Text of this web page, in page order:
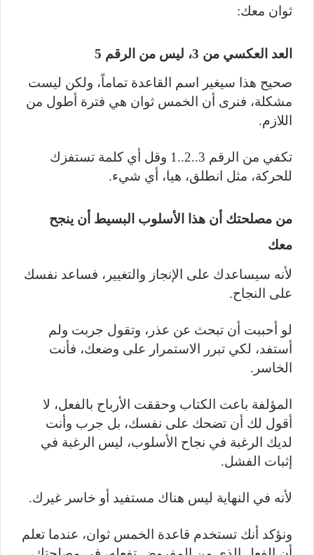
ثوان معك:
العد العكسي من 3، ليس من الرقم 5
صحيح هذا سيغير اسم القاعدة تماماً، ولكن ليست
مشكلة، فنرى أن الخمس ثوان هي فترة أطول من
اللازم.
تكفي من الرقم 3..2..1 وقل أي كلمة تستفزك
للحركة، مثل انطلق، هيا، أي شيء.
من مصلحتك أن هذا الأسلوب البسيط أن ينجح
معك
لأنه سيساعدك على الإنجاز والتغيير، فساعد نفسك
على النجاح.
لو أحببت أن تبحث عن عذر، وتقول جربت ولم
أستفد، لكي تبرر الاستمرار على وضعك، فأنت
الخاسر.
المؤلفة باعت الكتاب وحققت الأرباح بالفعل، لا
أقول لك أن تضحك على نفسك، بل جرب وأنت
لديك الرغبة في نجاح الأسلوب، ليس الرغبة في
إثبات الفشل.
لأنه في النهاية ليس هناك مستفيد أو خاسر غيرك.
ونؤكد أنك تستخدم قاعدة الخمس ثوان، عندما تعلم